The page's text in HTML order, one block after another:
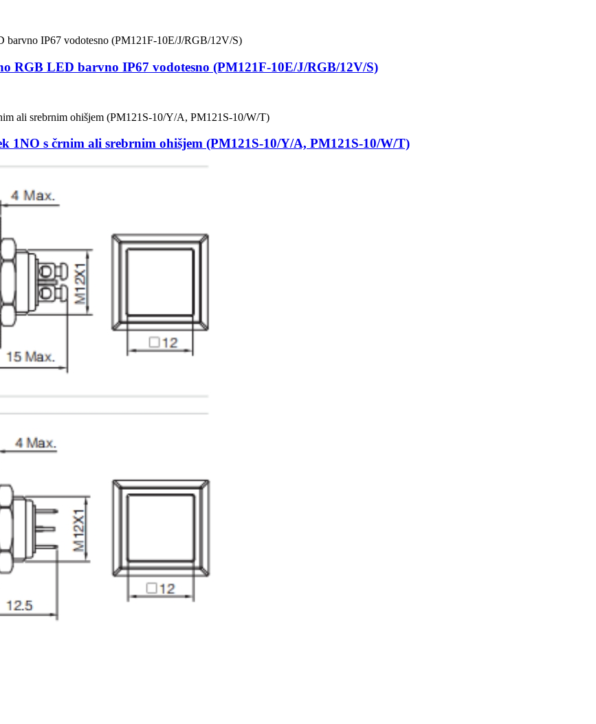
RGB LED barvno IP67 vodotesno (PM121F-10E/J/RGB/12V/S)
s črnim ali srebrnim ohišjem (PM121S-10/Y/A, PM121S-10/W/T)